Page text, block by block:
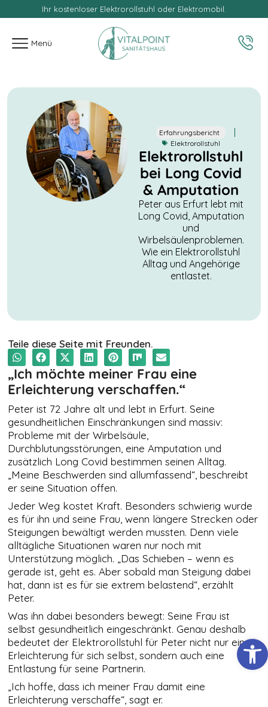
Ihr kostenloser Elektrorollstuhl oder Elektromobil.
Menü
Erfahrungsbericht
Elektrorollstuhl
Elektrorollstuhl
bei Long Covid
& Amputation
Peter aus Erfurt lebt mit
Long Covid, Amputation
und
Wirbelsäulenproblemen.
Wie ein Elektrorollstuhl
Alltag und Angehörige
entlastet.
„Ich möchte meiner Frau eine
Erleichterung verschaffen.“
Peter ist 72 Jahre alt und lebt in Erfurt. Seine
gesundheitlichen Einschränkungen sind massiv:
Probleme mit der Wirbelsäule,
Durchblutungsstörungen, eine Amputation und
zusätzlich Long Covid bestimmen seinen Alltag.
„Meine Beschwerden sind allumfassend“, beschreibt
er seine Situation offen.
Jeder Weg kostet Kraft. Besonders schwierig wurde
es für ihn und seine Frau, wenn längere Strecken oder
Steigungen bewältigt werden mussten. Denn viele
alltägliche Situationen waren nur noch mit
Unterstützung möglich. „Das Schieben – wenn es
gerade ist, geht es. Aber sobald man Steigung dabei
hat, dann ist es für sie extrem belastend“, erzählt
Peter.
Was ihn dabei besonders bewegt: Seine Frau ist
selbst gesundheitlich eingeschränkt. Genau deshalb
bedeutet der Elektrorollstuhl für Peter nicht nur eine
Erleichterung für sich selbst, sondern auch eine
Entlastung für seine Partnerin.
„Ich hoffe, dass ich meiner Frau damit eine
Erleichterung verschaffe“, sagt er.
Teile diese Seite mit Freunden.
NOTWENDIGE
COOKIES
Diese Cookies
optional. Es
werden
standardmäßig
nur solche
Cookies
gesetzt, die für
den Betrieb der
Webseite
zwingend
erforderlich
sind und somit
dem
berechtigten
Interesse
gemäß Art. 6
Abs. 1 S. 1 lit. f)
DSGVO
entsprechen.